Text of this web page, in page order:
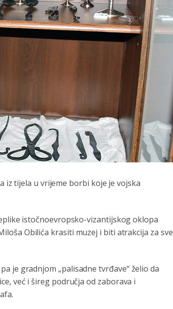
iz tijela u vrijeme borbi koje je vojska
istočnoevropsko-vizantijskog oklopa
Obilića krasiti muzej i biti atrakcija za sve
je gradnjom „palisadne tvrđave“ želio da
već i šireg područja od zaborava i